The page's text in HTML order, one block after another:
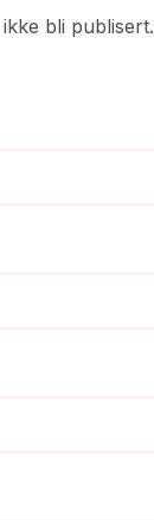
bli publisert.